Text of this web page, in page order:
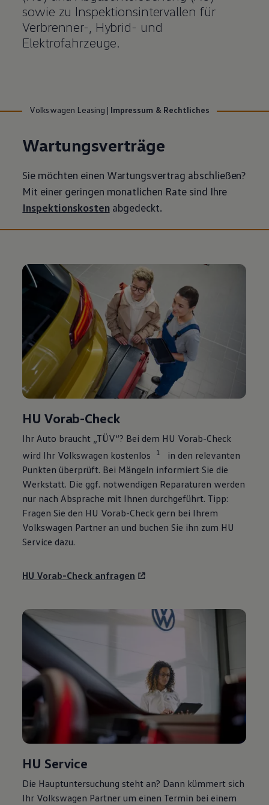
sowie zu Inspektionsintervallen für
Verbrenner-, Hybrid- und
Elektrofahrzeuge.
Volkswagen Leasing | Impressum & Rechtliches
Wartungsverträge
Sie möchten einen Wartungsvertrag abschließen?
Mit einer geringen monatlichen Rate sind Ihre
Inspektionskostenabgedeckt.
HU Vorab-Check
Ihr Auto braucht „TÜV“? Bei dem HU Vorab-Check
wird Ihr Volkswagen kostenlos 1
in den relevanten
Punkten überprüft. Bei Mängeln informiert Sie die
Werkstatt. Die ggf. notwendigen Reparaturen werden
nur nach Absprache mit Ihnen durchgeführt. Tipp:
Fragen Sie den HU Vorab-Check gern bei Ihrem
Volkswagen Partner an und buchen Sie ihn zum HU
Service dazu.
HU Vorab-Check anfragen
HU Service
Die Hauptuntersuchung steht an? Dann kümmert sich
Ihr Volkswagen Partner um einen Termin bei einem